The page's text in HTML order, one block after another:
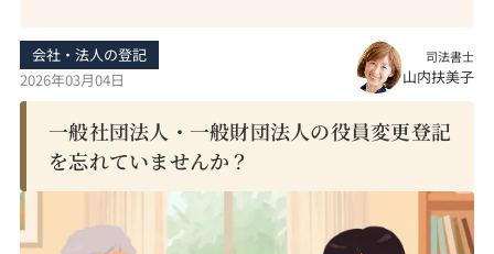
会社・法人の登記
2026年03月04日
司法書士
山内扶美子
一般社団法人・一般財団法人の役員変更登記
を忘れていませんか？